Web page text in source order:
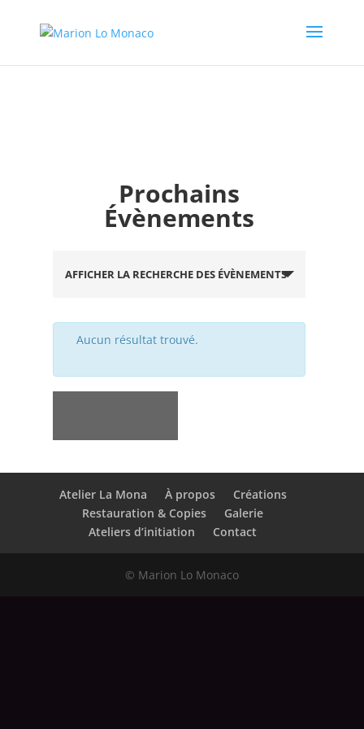
Prochains
Évènements
et
de
vues
AFFICHER LA RECHERCHE DES ÉVÈNEMENTS
Aucun résultat trouvé.
Atelier La Mona À propos
Créations
Restauration & Copies
Galerie
Ateliers d’initiation
Contact
© Marion Lo Monaco